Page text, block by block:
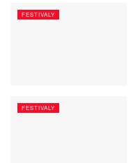
FESTIVALY
FESTIVALY